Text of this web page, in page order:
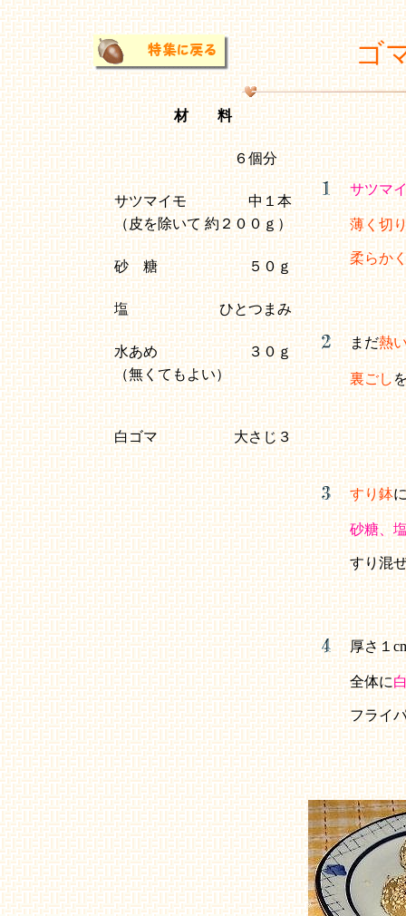
ゴ
材 料
６個分
サツマイモ
中１本
（皮を除いて 約２００ｇ）
砂 糖 ５０ｇ
塩 ひとつまみ
水あめ
３０ｇ
（無くてもよい）
白ゴマ 大さじ３
サツマ
薄く切
柔らか
まだ熱
裏ごし
すり鉢
砂糖、
すり混
厚さ１
全体に
フライ